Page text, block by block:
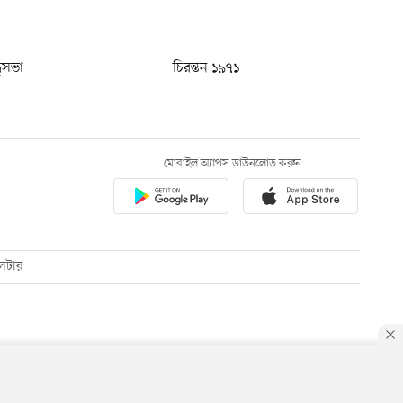
চিরন্তন ১৯৭১
মোবাইল অ্যাপস ডাউনলোড করুন